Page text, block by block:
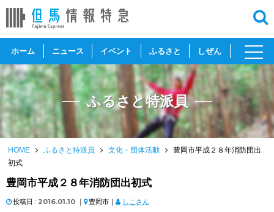
ホーム ニュース イベント ふるさと しぜん
toggle
ふるさと特派員
HOME ふるさと特派員 文化・団体活動
豊岡市平成２８年消防団出
初式
豊岡市平成２８年消防団出初式
投稿日 : 2016.01.10 ｜ 豊岡市｜ しこさん